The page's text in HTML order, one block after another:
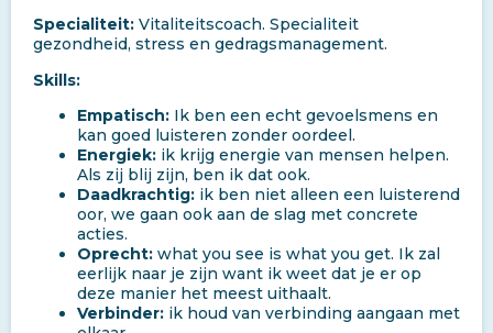
Specialiteit: Vitaliteitscoach. Specialiteit
gezondheid, stress en gedragsmanagement.
Skills:
Empatisch: Ik ben een echt gevoelsmens en
kan goed luisteren zonder oordeel.
Energiek: ik krijg energie van mensen helpen.
Als zij blij zijn, ben ik dat ook.
Daadkrachtig: ik ben niet alleen een luisterend
oor, we gaan ook aan de slag met concrete
acties.
Oprecht: what you see is what you get. Ik zal
eerlijk naar je zijn want ik weet dat je er op
deze manier het meest uithaalt.
Verbinder: ik houd van verbinding aangaan met